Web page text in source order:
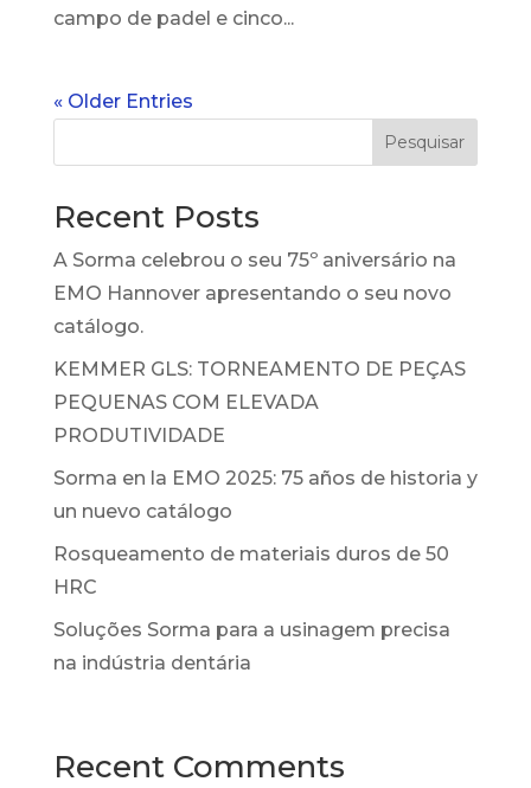
campo de padel e cinco...
« Older Entries
Pesquisar
Recent Posts
A Sorma celebrou o seu 75º aniversário na
EMO Hannover apresentando o seu novo
catálogo.
KEMMER GLS: TORNEAMENTO DE PEÇAS
PEQUENAS COM ELEVADA
PRODUTIVIDADE
Sorma en la EMO 2025: 75 años de historia y
un nuevo catálogo
Rosqueamento de materiais duros de 50
HRC
Soluções Sorma para a usinagem precisa
na indústria dentária
Recent Comments